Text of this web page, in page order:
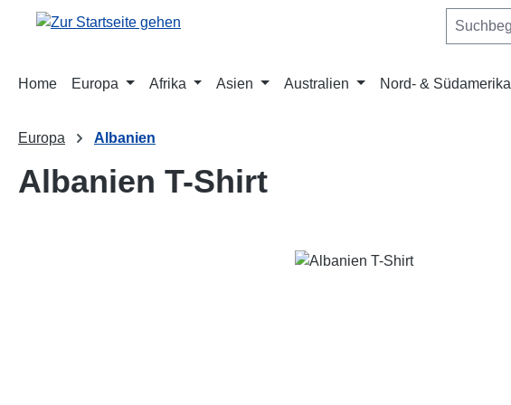
Hauptinhalt springen
Zur Suche springen
Zur Hauptnavigation springen
Home Europa Afrika Asien Australien Nord- & Südamerika
Europa Albanien
Albanien T-Shirt